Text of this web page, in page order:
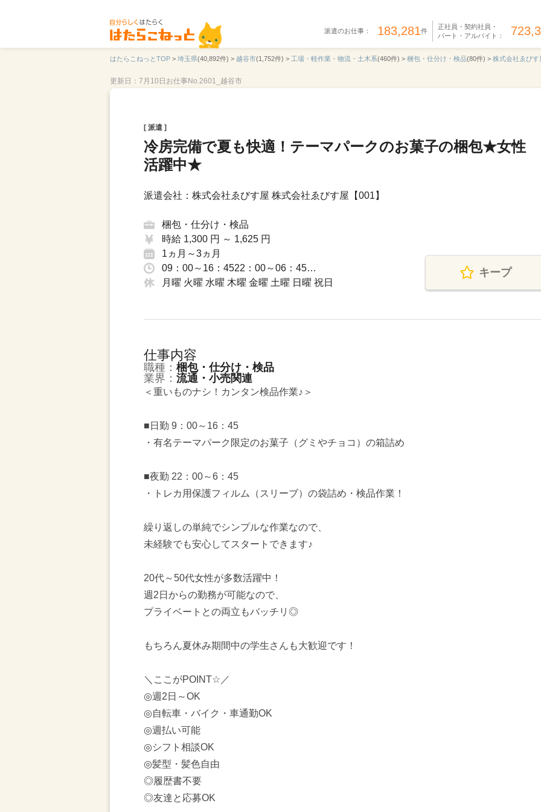
派遣のお仕事： 183,281件
正社員・契約社員・
パート・アルバイト：
はたらこねっとTOP > 埼玉県(40,892件) > 越谷市(1,752件) > 工場・軽作業・物流・土木系(460件) > 梱包・仕分け・検品(80件) > 株式会社ゑびす
更新日：7月10日 お仕事No.2601_越谷市
[ 派遣 ]
冷房完備で夏も快適！テーマパークのお菓子の梱包★女性
活躍中★
派遣会社：株式会社ゑびす屋 株式会社ゑびす屋【001】
梱包・仕分け・検品
時給 1,300 円 ～ 1,625 円
1ヵ月～3ヵ月
09：00～16：4522：00～06：45…
月曜 火曜 水曜 木曜 金曜 土曜 日曜 祝日
キープ
仕事内容
職種： 梱包・仕分け・検品
業界： 流通・小売関連
＜重いものナシ！カンタン検品作業♪＞
■日勤 9：00～16：45
・有名テーマパーク限定のお菓子（グミやチョコ）の箱詰め
■夜勤 22：00～6：45
・トレカ用保護フィルム（スリーブ）の袋詰め・検品作業！
繰り返しの単純でシンプルな作業なので、
未経験でも安心してスタートできます♪
20代～50代女性が多数活躍中！
週2日からの勤務が可能なので、
プライベートとの両立もバッチリ◎
もちろん夏休み期間中の学生さんも大歓迎です！
＼ここがPOINT☆／
◎週2日～OK
◎自転車・バイク・車通勤OK
◎週払い可能
◎シフト相談OK
◎髪型・髪色自由
◎履歴書不要
◎友達と応募OK